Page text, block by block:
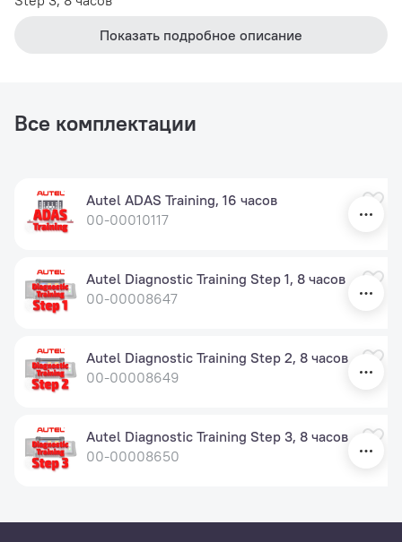
Показать подробное описание
Все комплектации
Autel ADAS Training, 16 часов
00-00010117
Autel Diagnostic Training Step 1, 8 часов
00-00008647
Autel Diagnostic Training Step 2, 8 часов
00-00008649
Autel Diagnostic Training Step 3, 8 часов
00-00008650